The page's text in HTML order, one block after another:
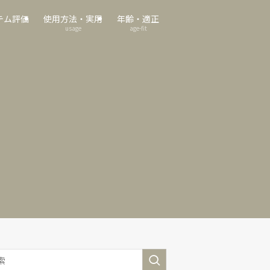
ム評価 使用方法・実用
usage
年齢・適正
age-fit